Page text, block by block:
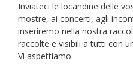
Inviateci le locandine delle
mostre, ai concerti, agli
inseriremo nella nostra
raccolte e visibili a tutti con
Vi aspettiamo.